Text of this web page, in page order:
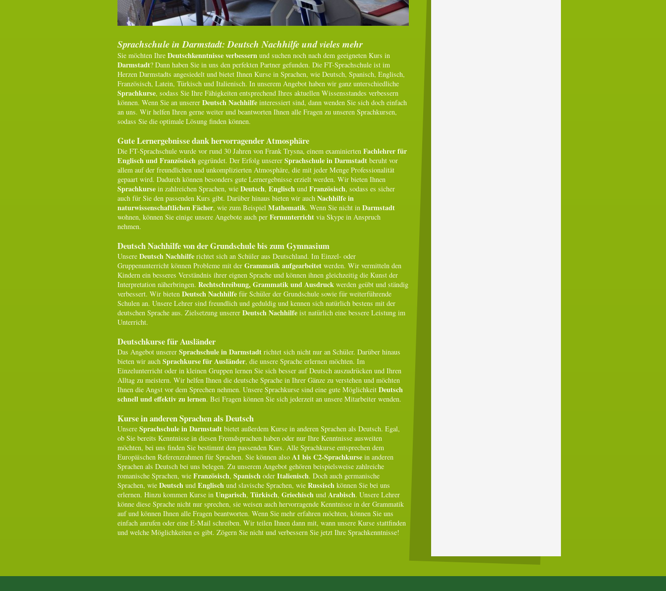
Sprachschule in Darmstadt: Deutsch Nachhilfe und vieles mehr
Sie möchten Ihre Deutschkenntnisse verbessern und suchen noch nach dem geeigneten Kurs in
Darmstadt? Dann haben Sie in uns den perfekten Partner gefunden. Die FT-Sprachschule ist im
Herzen Darmstadts angesiedelt und bietet Ihnen Kurse in Sprachen, wie Deutsch, Spanisch, Englisch,
Französisch, Latein, Türkisch und Italienisch. In unserem Angebot haben wir ganz unterschiedliche
Sprachkurse, sodass Sie Ihre Fähigkeiten entsprechend Ihres aktuellen Wissensstandes verbessern
können. Wenn Sie an unserer Deutsch Nachhilfe interessiert sind, dann wenden Sie sich doch einfach
an uns. Wir helfen Ihren gerne weiter und beantworten Ihnen alle Fragen zu unseren Sprachkursen,
sodass Sie die optimale Lösung finden können.
Gute Lernergebnisse dank hervorragender Atmosphäre
Die FT-Sprachschule wurde vor rund 30 Jahren von Frank Trysna, einem examinierten Fachlehrer für
Englisch und Französisch gegründet. Der Erfolg unserer Sprachschule in Darmstadt beruht vor
allem auf der freundlichen und unkomplizierten Atmosphäre, die mit jeder Menge Professionalität
gepaart wird. Dadurch können besonders gute Lernergebnisse erzielt werden. Wir bieten Ihnen
Sprachkurse in zahlreichen Sprachen, wie Deutsch, Englisch und Französisch, sodass es sicher
auch für Sie den passenden Kurs gibt. Darüber hinaus bieten wir auch Nachhilfe in
naturwissenschaftlichen Fächer, wie zum Beispiel Mathematik. Wenn Sie nicht in Darmstadt
wohnen, können Sie einige unsere Angebote auch per Fernunterricht via Skype in Anspruch
nehmen.
Deutsch Nachhilfe von der Grundschule bis zum Gymnasium
Unsere Deutsch Nachhilfe richtet sich an Schüler aus Deutschland. Im Einzel- oder
Gruppenunterricht können Probleme mit der Grammatik aufgearbeitet werden. Wir vermitteln den
Kindern ein besseres Verständnis ihrer eignen Sprache und können ihnen gleichzeitig die Kunst der
Interpretation näherbringen. Rechtschreibung, Grammatik und Ausdruck werden geübt und ständig
verbessert. Wir bieten Deutsch Nachhilfe für Schüler der Grundschule sowie für weiterführende
Schulen an. Unsere Lehrer sind freundlich und geduldig und kennen sich natürlich bestens mit der
deutschen Sprache aus. Zielsetzung unserer Deutsch Nachhilfe ist natürlich eine bessere Leistung im
Unterricht.
Deutschkurse für Ausländer
Das Angebot unserer Sprachschule in Darmstadt richtet sich nicht nur an Schüler. Darüber hinaus
bieten wir auch Sprachkurse für Ausländer, die unsere Sprache erlernen möchten. Im
Einzelunterricht oder in kleinen Gruppen lernen Sie sich besser auf Deutsch auszudrücken und Ihren
Alltag zu meistern. Wir helfen Ihnen die deutsche Sprache in Ihrer Gänze zu verstehen und möchten
Ihnen die Angst vor dem Sprechen nehmen. Unsere Sprachkurse sind eine gute Möglichkeit Deutsch
schnell und effektiv zu lernen. Bei Fragen können Sie sich jederzeit an unsere Mitarbeiter wenden.
Kurse in anderen Sprachen als Deutsch
Unsere Sprachschule in Darmstadt bietet außerdem Kurse in anderen Sprachen als Deutsch. Egal,
ob Sie bereits Kenntnisse in diesen Fremdsprachen haben oder nur Ihre Kenntnisse ausweiten
möchten, bei uns finden Sie bestimmt den passenden Kurs. Alle Sprachkurse entsprechen dem
Europäischen Referenzrahmen für Sprachen. Sie können also A1 bis C2-Sprachkurse in anderen
Sprachen als Deutsch bei uns belegen. Zu unserem Angebot gehören beispielsweise zahlreiche
romanische Sprachen, wie Französisch, Spanisch oder Italienisch. Doch auch germanische
Sprachen, wie Deutsch und Englisch und slavische Sprachen, wie Russisch können Sie bei uns
erlernen. Hinzu kommen Kurse in Ungarisch, Türkisch, Griechisch und Arabisch. Unsere Lehrer
könne diese Sprache nicht nur sprechen, sie weisen auch hervorragende Kenntnisse in der Grammatik
auf und können Ihnen alle Fragen beantworten. Wenn Sie mehr erfahren möchten, können Sie uns
einfach anrufen oder eine E-Mail schreiben. Wir teilen Ihnen dann mit, wann unsere Kurse stattfinden
und welche Möglichkeiten es gibt. Zögern Sie nicht und verbessern Sie jetzt Ihre Sprachkenntnisse!